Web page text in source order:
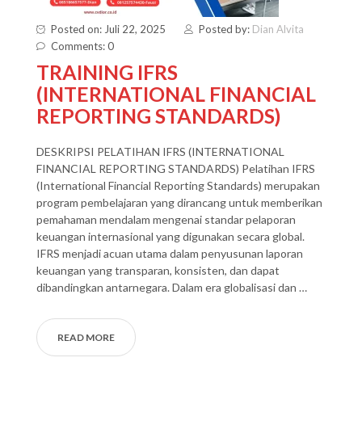
Posted on: Juli 22, 2025 Posted by: Dian Alvita
Comments: 0
TRAINING IFRS
(INTERNATIONAL FINANCIAL
REPORTING STANDARDS)
DESKRIPSI PELATIHAN IFRS (INTERNATIONAL
FINANCIAL REPORTING STANDARDS) Pelatihan IFRS
(International Financial Reporting Standards) merupakan
program pembelajaran yang dirancang untuk memberikan
pemahaman mendalam mengenai standar pelaporan
keuangan internasional yang digunakan secara global.
IFRS menjadi acuan utama dalam penyusunan laporan
keuangan yang transparan, konsisten, dan dapat
dibandingkan antarnegara. Dalam era globalisasi dan …
READ MORE